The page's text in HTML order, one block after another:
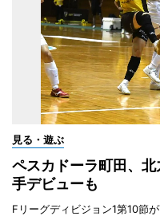
見る・遊ぶ
ペスカドーラ町田、
手デビューも
Fリーグディビジョン1第10節